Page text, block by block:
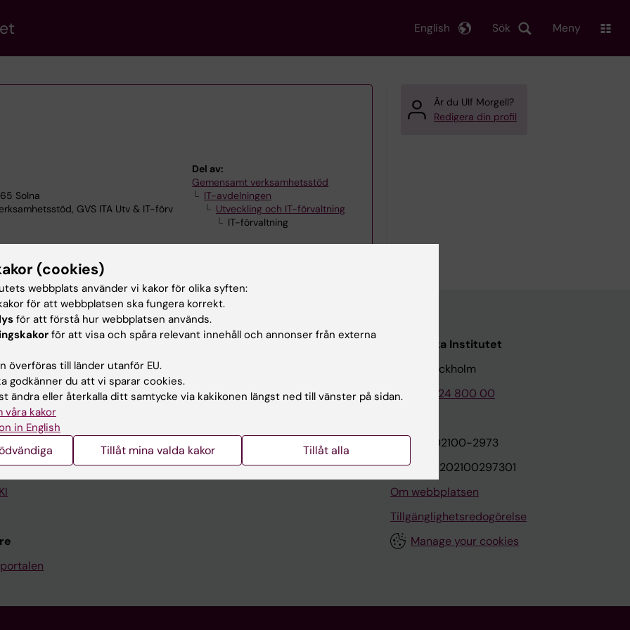
Sök
English Meny
Solna
GVS ITA Utv & IT-förv
Del av:
Gemensamt verksamhetsstöd
IT-avdelningen
Utveckling och IT-förvaltning
IT-förvaltning
Är du Ulf Morgell?
Redigera din profil
Stöd forskning och utbildning
Karolinska Institutet Innovation
Kontakta presstjänsten
Karolinska Institutet
171 77 Stockholm
Tel: 08-524 800 00
Org.nr: 202100-2973
VAT.nr: SE202100297301
Om webbplatsen
Tillgänglighetsredogörelse
Manage your cookies
(cookies)
webbplats använder vi kakor för olika syften:
för att webbplatsen ska fungera korrekt.
för att förstå hur webbplatsen används.
för att visa och spåra relevant innehåll och annonser från externa
överföras till länder utanför EU.
godkänner du att vi sparar cookies.
ändra eller återkalla ditt samtycke via kakikonen längst ned till vänster på sidan.
våra kakor
in English
Tillåt mina valda kakor Tillåt alla